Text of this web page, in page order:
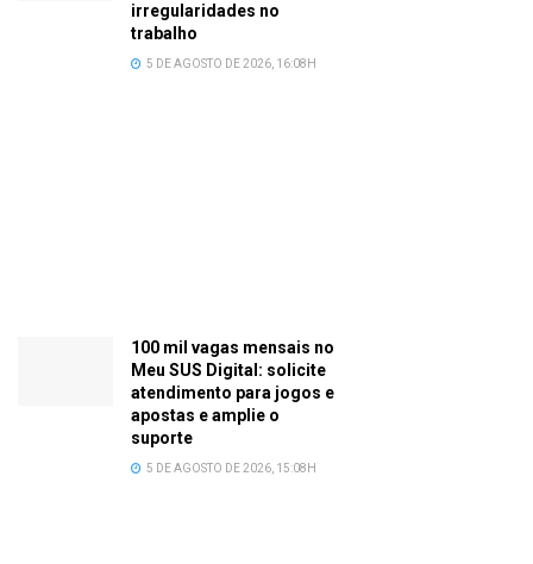
irregularidades no
trabalho
5 DE AGOSTO DE 2026, 16:08H
100 mil vagas mensais no
Meu SUS Digital: solicite
atendimento para jogos e
apostas e amplie o
suporte
5 DE AGOSTO DE 2026, 15:08H